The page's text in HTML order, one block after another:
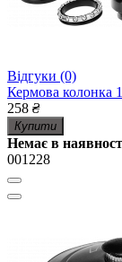
Відгуки (0)
Кермова колонка
258 ₴
Купити
Немає в
001228